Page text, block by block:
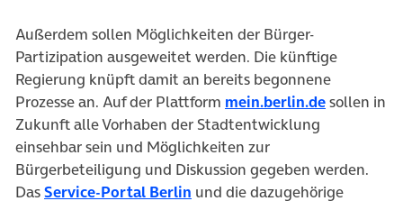
Außerdem sollen Möglichkeiten der Bürger-
Partizipation ausgeweitet werden. Die künftige
Regierung knüpft damit an bereits begonnene
Prozesse an. Auf der Plattform mein.berlin.de(öffnet in
sollen in
Zukunft alle Vorhaben der Stadtentwicklung
einsehbar sein und Möglichkeiten zur
Bürgerbeteiligung und Diskussion gegeben werden.
DasService-Portal Berlin (öffnet in neuem Tab)
und die dazugehörige